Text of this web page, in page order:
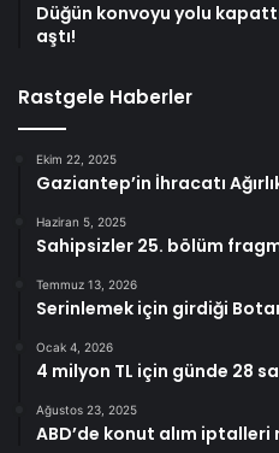
Düğün konvoyu yolu
aştı!
Rastgele Haberler
Ekim 22, 2025
Gaziantep’in İhracatı
Haziran 5, 2025
Sahipsizler 25. bölüm
Temmuz 13, 2026
Serinlemek için girdiği
Ocak 4, 2026
4 milyon TL için günde 28
Ağustos 23, 2025
ABD’de konut alım iptalleri